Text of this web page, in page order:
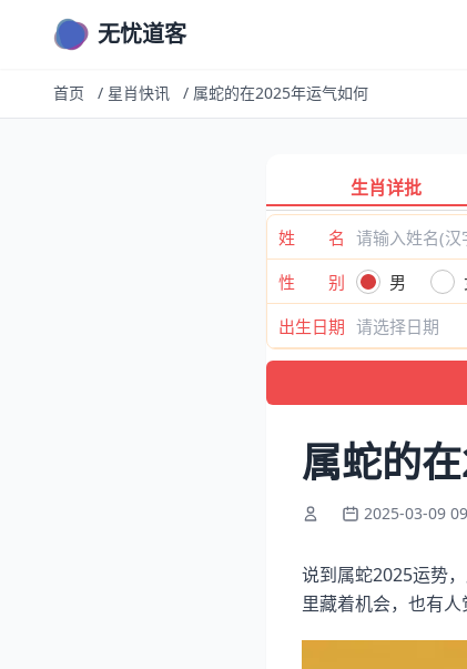
无忧道客
首页 / 星肖快讯 / 属蛇的在2025年运气如何
生肖详批
姓 名
性 别
男
出生日期
属蛇的
2025-03-09
说到属蛇2025运势
里藏着机会，也有人